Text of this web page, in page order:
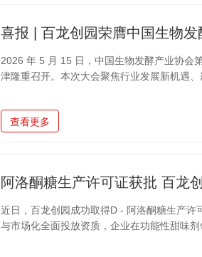
喜报 | 百龙创园荣膺中国生物发
2026 年 5 月 15 日，中国生物发酵产业协会
津隆重召开。本次大会聚焦行业发展新机遇
酵领域的长期深耕、持续的技术突破与扎实
物发酵行业先进企业・行业贡献奖。作为中
查看更多
阿洛酮糖生产许可证获批 百龙
近日，百龙创园成功取得D - 阿洛酮糖生产
与市场化全面投放资质，企业在功能性甜味